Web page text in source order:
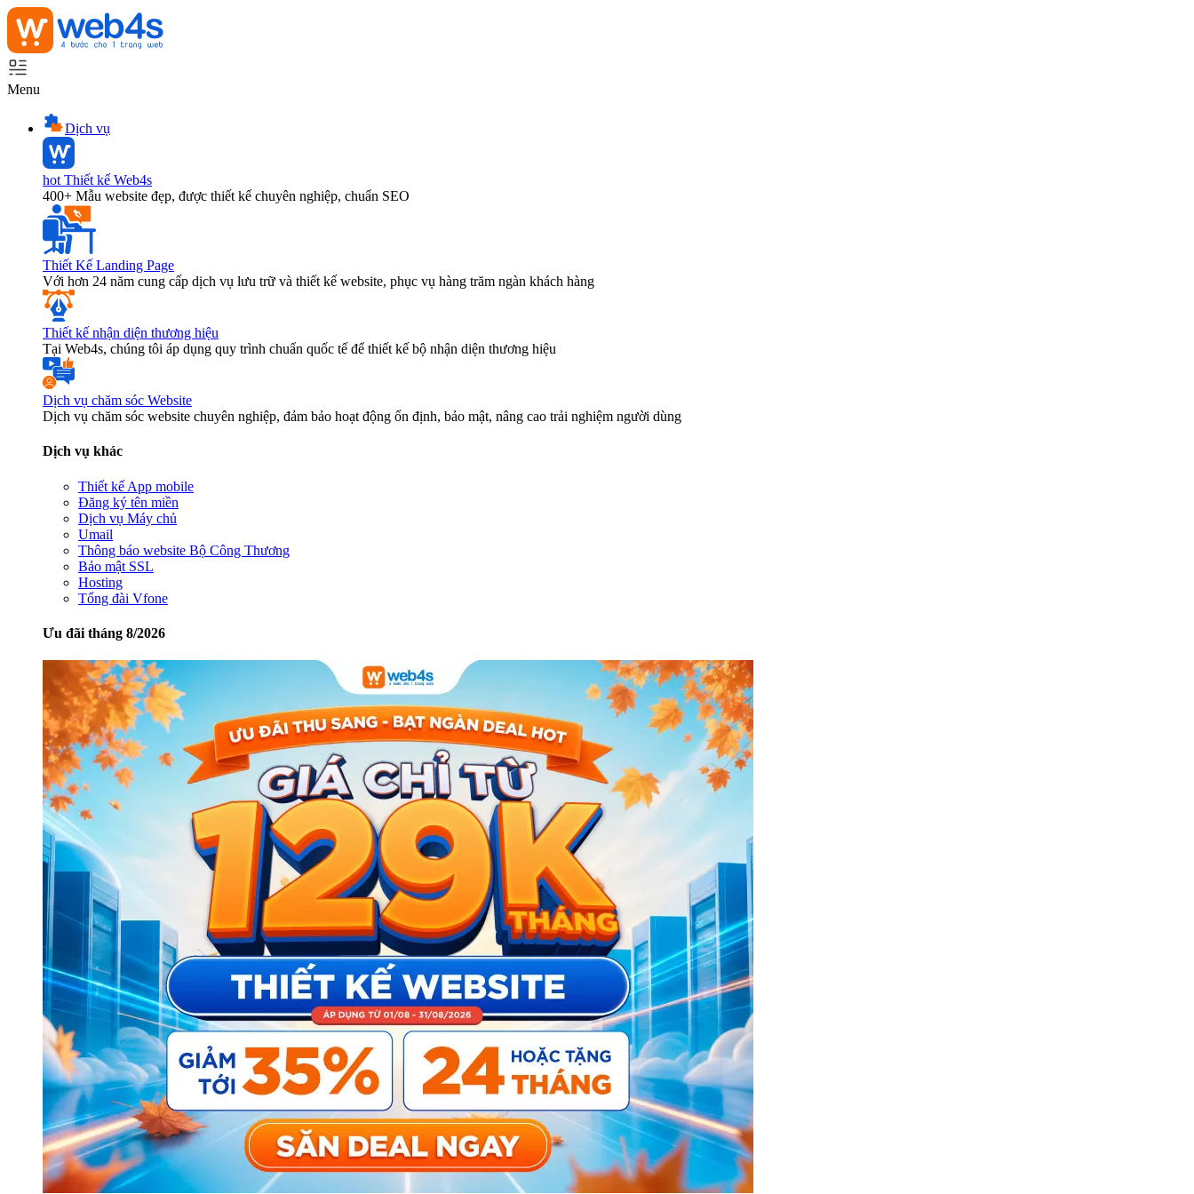
Menu
Dịch vụ
hot Thiết kế Web4s
400+ Mẫu website đẹp, được thiết kế chuyên nghiệp, chuẩn SEO
Thiết Kế Landing Page
Với hơn 24 năm cung cấp dịch vụ lưu trữ và thiết kế website, phục vụ hàng trăm ngàn khách hàng
Thiết kế nhận diện thương hiệu
Tại Web4s, chúng tôi áp dụng quy trình chuẩn quốc tế để thiết kế bộ nhận diện thương hiệu
Dịch vụ chăm sóc Website
Dịch vụ chăm sóc website chuyên nghiệp, đảm bảo hoạt động ổn định, bảo mật, nâng cao trải nghiệm người dùng
Dịch vụ khác
Thiết kế App mobile
Đăng ký tên miền
Dịch vụ Máy chủ
Umail
Thông báo website Bộ Công Thương
Bảo mật SSL
Hosting
Tổng đài Vfone
Ưu đãi tháng 8/2026